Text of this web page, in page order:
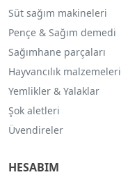
Süt sağım makineleri
Pençe & Sağım demedi
Sağımhane parçaları
Hayvancılık malzemeleri
Yemlikler & Yalaklar
Şok aletleri
Üvendireler
HESABIM